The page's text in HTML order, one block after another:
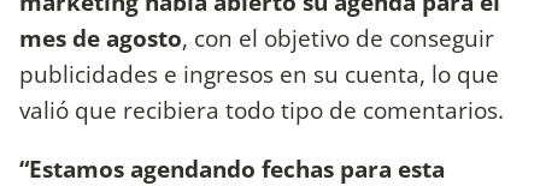
mes de agosto, con el objetivo de conseguir
publicidades e ingresos en su cuenta, lo que
valió que recibiera todo tipo de comentarios.
“Estamos agendando fechas para esta